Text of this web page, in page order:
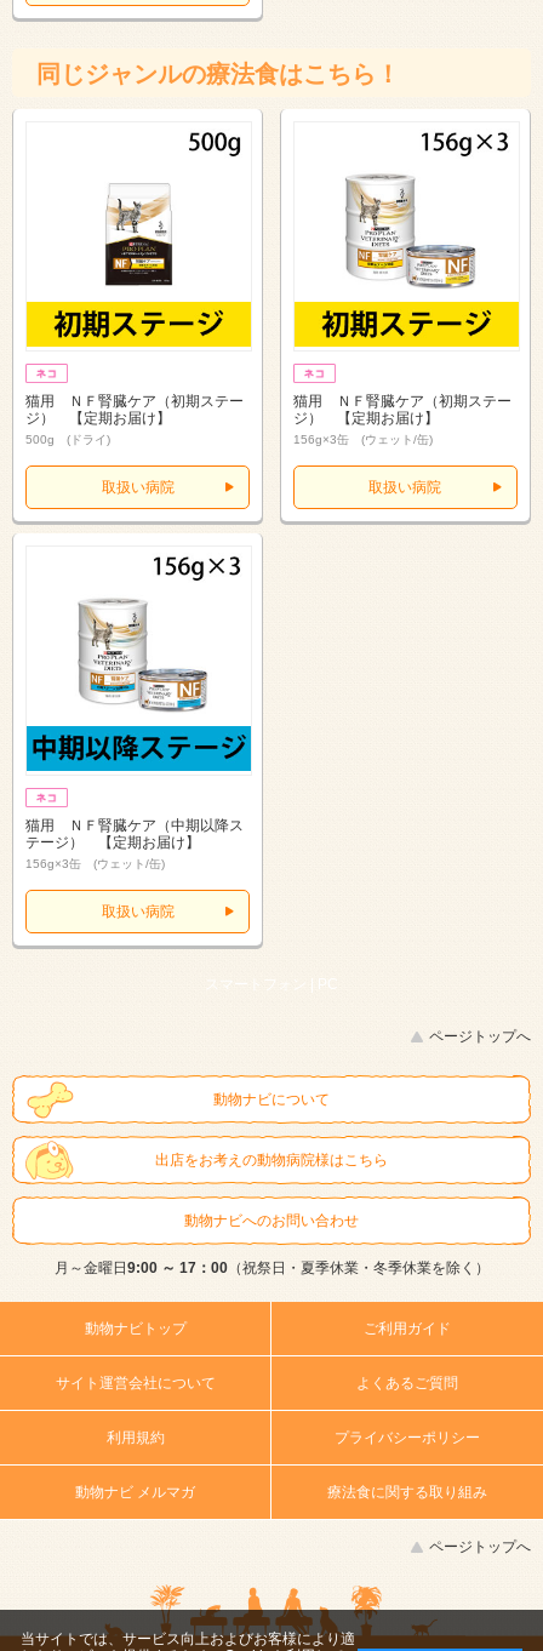
同じジャンルの療法食はこちら！
猫用 ＮＦ腎臓ケア（初期ステー
ジ） 【定期お届け】
500g (ドライ)
取扱い病院
猫用 ＮＦ腎臓ケア（初期ステー
ジ） 【定期お届け】
156g×3缶 (ウェット/缶)
取扱い病院
猫用 ＮＦ腎臓ケア（中期以降ス
テージ） 【定期お届け】
156g×3缶 (ウェット/缶)
取扱い病院
スマートフォン | PC
ページトップへ
動物ナビについて
出店をお考えの動物病院様はこちら
動物ナビへのお問い合わせ
月～金曜日9:00 ～ 17：00（祝祭日・夏季休業・冬季休業を除く）
動物ナビトップ ご利用ガイド
サイト運営会社について よくあるご質問
利用規約 プライバシーポリシー
動物ナビ メルマガ 療法食に関する取り組み
ページトップへ
当サイトでは、サービス向上およびお客様により適